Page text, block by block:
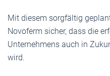
Mit diesem sorgfältig
Novoferm sicher, dass die
Unternehmens auch in
wird.